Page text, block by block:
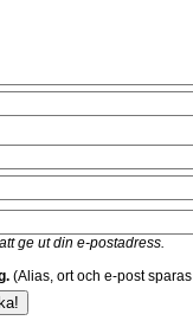
ge ut din e-postadress.
(Alias, ort och e-post